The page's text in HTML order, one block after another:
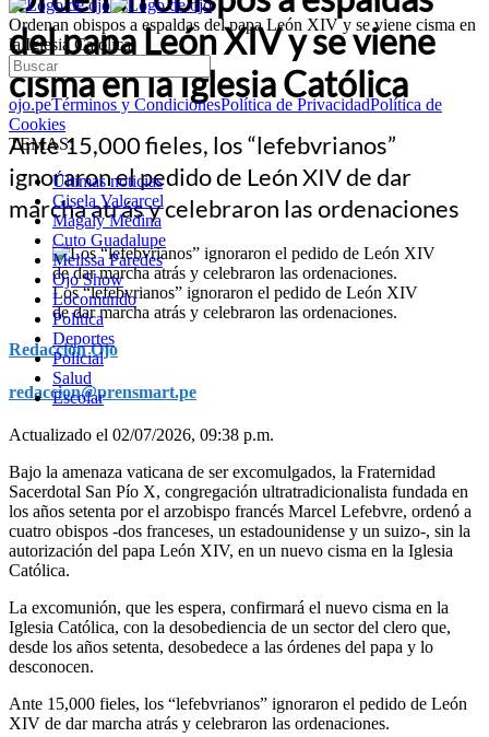
Ordenan obispos a espaldas del papa León XIV y se viene cisma en
la Iglesia Católica
ojo.peTérminos y CondicionesPolítica de PrivacidadPolítica de
Cookies
TEMAS:
Últimas noticias
Gisela Valcarcel
Magaly Medina
Cuto Guadalupe
Melissa Paredes
Ojo Show
Locomundo
Política
Deportes
Policial
Salud
Escolar
del papa León XIV y se viene
cisma en la Iglesia Católica
Ante 15,000 fieles, los “lefebvrianos”
ignoraron el pedido de León XIV de dar
marcha atrás y celebraron las ordenaciones
Los “lefebvrianos” ignoraron el pedido de León XIV
de dar marcha atrás y celebraron las ordenaciones.
Redacción Ojo
redaccion@prensmart.pe
Actualizado el 02/07/2026, 09:38 p.m.
Bajo la amenaza vaticana de ser excomulgados, la Fraternidad
Sacerdotal San Pío X, congregación ultratradicionalista fundada en
los años setenta por el arzobispo francés Marcel Lefebvre, ordenó a
cuatro obispos -dos franceses, un estadounidense y un suizo-, sin la
autorización del papa León XIV, en un nuevo cisma en la Iglesia
Católica.
La excomunión, que les espera, confirmará el nuevo cisma en la
Iglesia Católica, con la desobediencia de un sector del clero que,
desde los años setenta, desobedece a las órdenes del papa y lo
desconocen.
Ante 15,000 fieles, los “lefebvrianos” ignoraron el pedido de León
XIV de dar marcha atrás y celebraron las ordenaciones.